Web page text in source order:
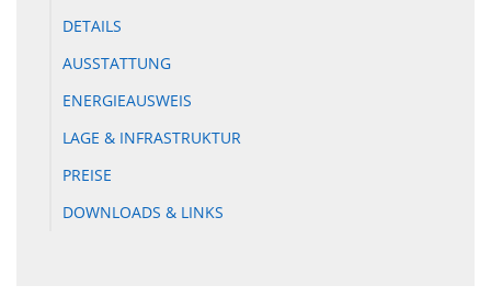
DETAILS
AUSSTATTUNG
ENERGIEAUSWEIS
LAGE & INFRASTRUKTUR
PREISE
DOWNLOADS & LINKS